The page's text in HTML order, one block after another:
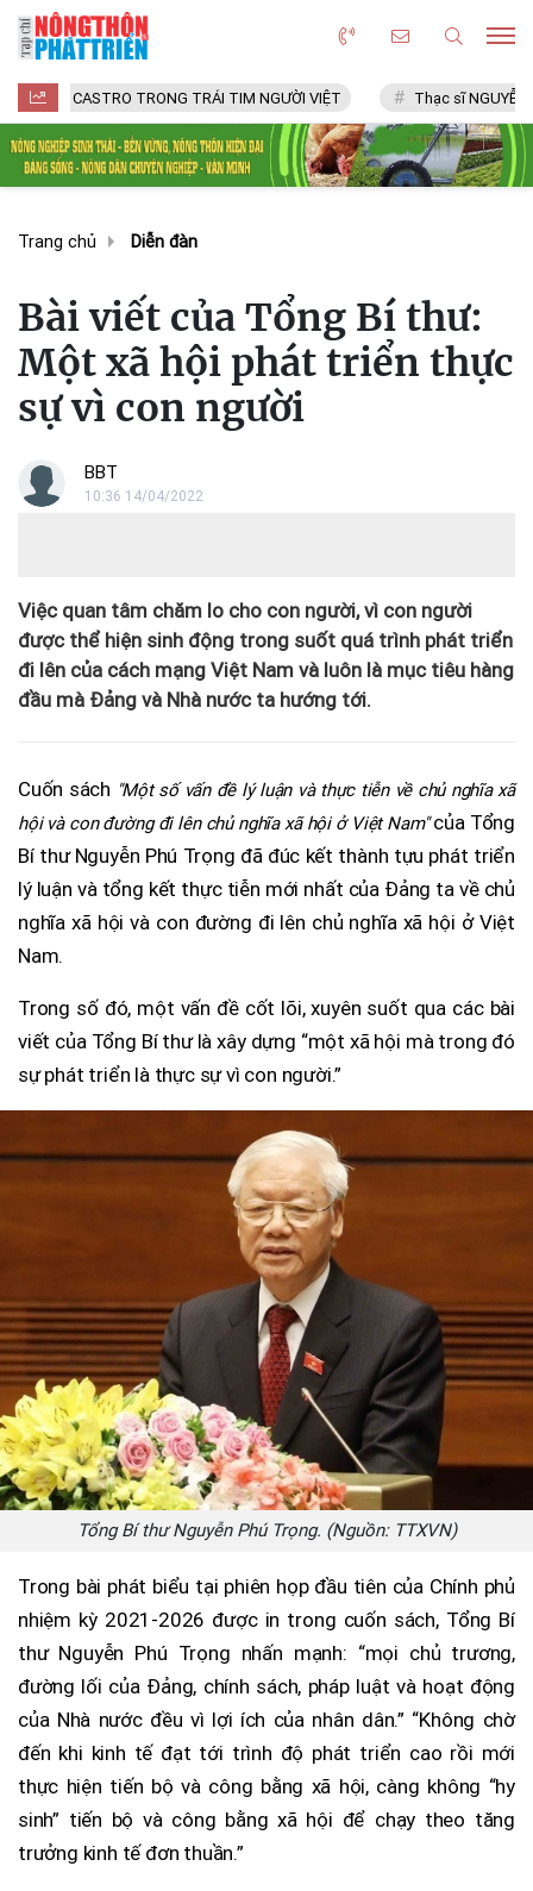
TRONG TRÁI TIM NGƯỜI VIỆT Thạc sĩ NGUYỄN VĂN CHÍ
Trang chủ Diễn đàn
Bài viết của Tổng Bí thư:
Một xã hội phát triển thực
sự vì con người
BBT
10:36 14/04/2022
Việc quan tâm chăm lo cho con người, vì con người
được thể hiện sinh động trong suốt quá trình phát triển
đi lên của cách mạng Việt Nam và luôn là mục tiêu hàng
đầu mà Đảng và Nhà nước ta hướng tới.
Cuốn sách "Một số vấn đề lý luận và thực tiễn về chủ nghĩa xã
hội và con đường đi lên chủ nghĩa xã hội ở Việt Nam"của Tổng
Bí thư Nguyễn Phú Trọng đã đúc kết thành tựu phát triển
lý luận và tổng kết thực tiễn mới nhất của Đảng ta về chủ
nghĩa xã hội và con đường đi lên chủ nghĩa xã hội ở Việt
Nam.
Trong số đó, một vấn đề cốt lõi, xuyên suốt qua các bài
viết của Tổng Bí thư là xây dựng “một xã hội mà trong đó
sự phát triển là thực sự vì con người.”
Tổng Bí thư Nguyễn Phú Trọng. (Nguồn: TTXVN)
Trong bài phát biểu tại phiên họp đầu tiên của Chính phủ
nhiệm kỳ 2021-2026 được in trong cuốn sách, Tổng Bí
thư Nguyễn Phú Trọng nhấn mạnh: “mọi chủ trương,
đường lối của Đảng, chính sách, pháp luật và hoạt động
của Nhà nước đều vì lợi ích của nhân dân.” “Không chờ
đến khi kinh tế đạt tới trình độ phát triển cao rồi mới
thực hiện tiến bộ và công bằng xã hội, càng không “hy
sinh” tiến bộ và công bằng xã hội để chạy theo tăng
trưởng kinh tế đơn thuần.”